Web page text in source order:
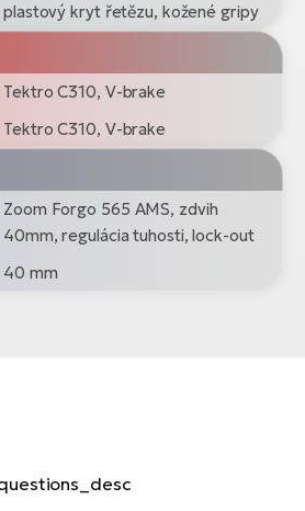
plastový kryt řetězu, kožené gripy
Tektro C310, V-brake
Tektro C310, V-brake
Zoom Forgo 565 AMS, zdvih
40mm, regulácia tuhosti, lock-out
40 mm